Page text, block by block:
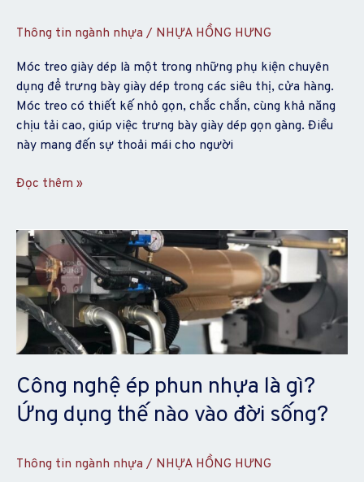
Thông tin ngành nhựa / NHỰA HỒNG HƯNG
Móc treo giày dép là một trong những phụ kiện chuyên
dụng để trưng bày giày dép trong các siêu thị, cửa hàng.
Móc treo có thiết kế nhỏ gọn, chắc chắn, cùng khả năng
chịu tải cao, giúp việc trưng bày giày dép gọn gàng. Điều
này mang đến sự thoải mái cho người
nào?
Đọc thêm »
Công nghệ ép phun nhựa là gì?
Ứng dụng thế nào vào đời sống?
Thông tin ngành nhựa / NHỰA HỒNG HƯNG
Công
nghệ
ép
phun
nhựa
gì?
Ứng
dụng
thế
đời